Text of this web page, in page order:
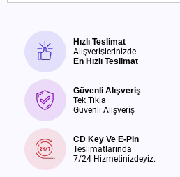
Hızlı Teslimat
Alışverişlerinizde
En Hızlı Teslimat
Güvenli Alışveriş
Tek Tıkla
Güvenli Alışveriş
CD Key Ve E-Pin
Teslimatlarında
7/24 Hizmetinizdeyiz.